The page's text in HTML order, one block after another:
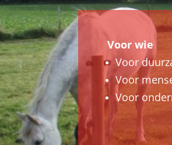
Voor wie
Voor
Voor
Voor